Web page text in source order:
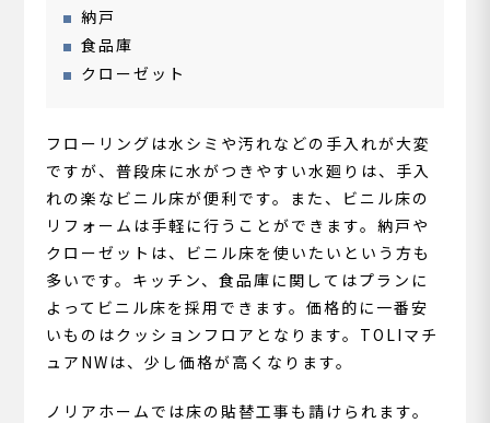
納戸
食品庫
クローゼット
フローリングは水シミや汚れなどの手入れが大変
ですが、普段床に水がつきやすい水廻りは、手入
れの楽なビニル床が便利です。また、ビニル床の
リフォームは手軽に行うことができます。納戸や
クローゼットは、ビニル床を使いたいという方も
多いです。キッチン、食品庫に関してはプランに
よってビニル床を採用できます。価格的に一番安
いものはクッションフロアとなります。TOLIマチ
ュアNWは、少し価格が高くなります。
ノリアホームでは床の貼替工事も請けられます。